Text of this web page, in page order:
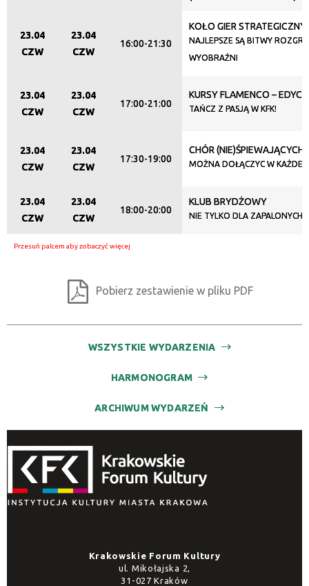
23.04
CZW
23.04
CZW
16:00-21:30
KOŁO GIER
NAJLEPSZE SĄ BITWY
WYOBRAŹNI
23.04
CZW
23.04
CZW
17:00-21:00
KURSY FLAMENCO –
TAŃCZ Z PASJĄ W KFK!
23.04
CZW
23.04
CZW
17:30-19:00
CHÓR (NIE)ŚPIEWAJĄCYCH
MOŻNA DOŁĄCZYC W KAŻDEJ
23.04
CZW
23.04
CZW
18:00-20:00
KLUB BRYDŻOWY
NIE TYLKO DLA ZAPALONYCH
Pobierz zestawienie w pliku PDF
WSZYSTKIE WYDARZENIA
HARMONOGRAM
ARCHIWUM WYDARZEŃ
Krakowskie Forum Kultury
ul. Mikołajska 2,
31-027 Kraków